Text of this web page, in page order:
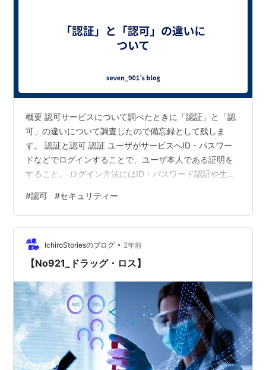
概要 認可サービスについて調べたときに「認証」と「認
可」の違いについて調査したので備忘録として残しま
す。 認証と認可 認証 ユーザがサービスへID・パスワー
ドなどでログインすることで、ユーザ本人である証明を
すること。 ログイン方法にはID・パスワード認証や生体
たユーザに対して、サービスへのアクセス権限や許可な
どを与えること。 認可サーバ 上記のアクセス権限を与え
るサーバ。 実サービスの一例 シングルサインオン
（SSO） シングルサインオン（SSO）があり、一度のロ
グインで複数のサービスへアクセスしたときにログイン
#認可 #セキュリティー
IchiroStoriesのブログ • 2年前
【No921_ドラッグ・ロス】